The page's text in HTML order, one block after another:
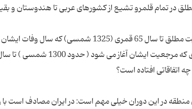
این مرجعیت مطلق تا سال 65 قمری
منطقه در این دوران خیلی مهم است: در ایران مصادف است با